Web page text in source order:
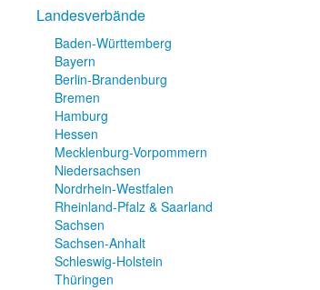
Landesverbände
Baden-Württemberg
Bayern
Berlin-Brandenburg
Bremen
Hamburg
Hessen
Mecklenburg-Vorpommern
Niedersachsen
Nordrhein-Westfalen
Rheinland-Pfalz & Saarland
Sachsen
Sachsen-Anhalt
Schleswig-Holstein
Thüringen